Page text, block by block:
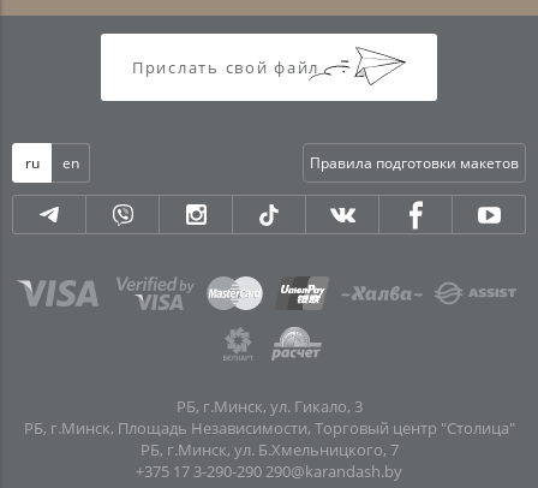
Прислать свой файл
ru en Правила подготовки макетов
РБ, г.Минск, ул. Гикало, 3
РБ, г.Минск, Площадь Независимости, Торговый центр "Столица"
РБ, г.Минск, ул. Б.Хмельницкого, 7
+375 17 3-290-290 290@karandash.by